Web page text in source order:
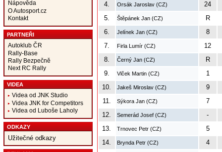
Nápověda
O Autosport.cz
Kontakt
PARTNEŘI
Autoklub ČR
Rally-Base
Rally Bezpečně
Next RC Rally
VIDEA
Videa od JNK Studio
Videa JNK for Competitors
Videa od Luboše Laholy
ODKAZY
Užitečné odkazy
4.
Orsák Jaroslav (CZ)
24
5.
Štěpánek Jan (CZ)
R
6.
Jelínek Jan (CZ)
8
7.
Firla Lumír (CZ)
12
8.
Černý Jan (CZ)
R
9.
Vlček Martin (CZ)
1
10.
Jakeš Miroslav (CZ)
9
11.
Sýkora Jan (CZ)
7
12.
Semerád Josef (CZ)
-
13.
Trnovec Petr (CZ)
5
14.
Brynda Petr (CZ)
4